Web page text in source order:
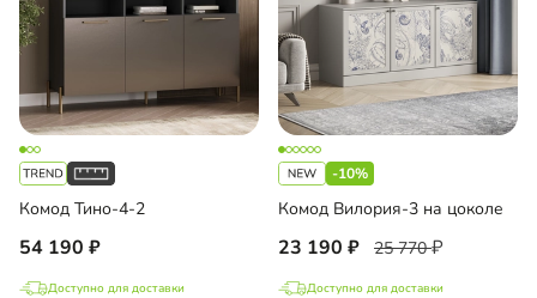
Комод Тино-4-2
54 190
Доступно для доставки
-10%
Комод Вилория-3 на цоколе
23 190 25 770
Доступно для доставки